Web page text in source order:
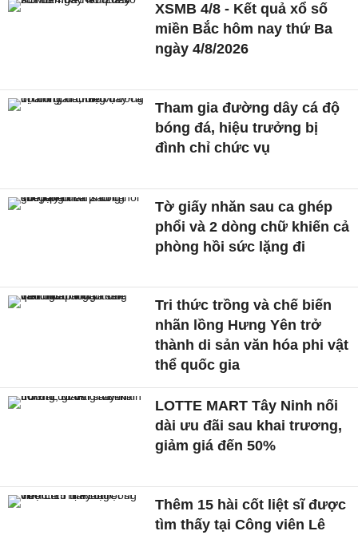
XSMB 4/8 - Kết quả xổ số
miền Bắc hôm nay thứ Ba
ngày 4/8/2026
Tham gia đường dây cá độ
bóng đá, hiệu trưởng bị
đình chỉ chức vụ
Tờ giấy nhăn sau ca ghép
phổi và 2 dòng chữ khiến cả
phòng hồi sức lặng đi
Tri thức trồng và chế biến
nhãn lồng Hưng Yên trở
thành di sản văn hóa phi vật
thể quốc gia
LOTTE MART Tây Ninh nối
dài ưu đãi sau khai trương,
giảm giá đến 50%
Thêm 15 hài cốt liệt sĩ được
tìm thấy tại Công viên Lê